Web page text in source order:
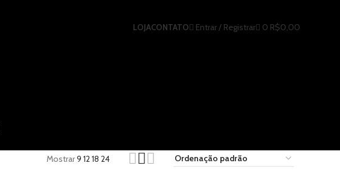
LOJACONTATO Entrar / Registrar 0 R$0,00
Mostrar9 1218 24